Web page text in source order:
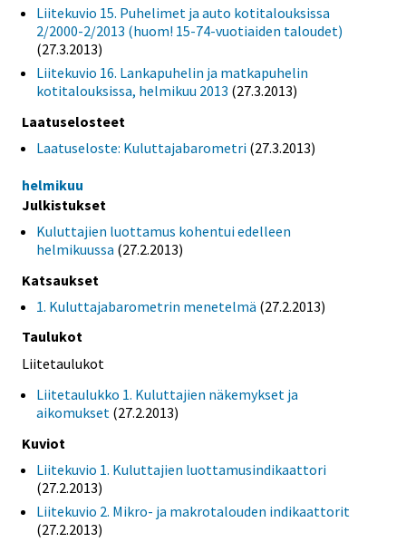
Liitekuvio 15. Puhelimet ja auto kotitalouksissa
2/2000-2/2013 (huom! 15-74-vuotiaiden taloudet)
(27.3.2013)
Liitekuvio 16. Lankapuhelin ja matkapuhelin
kotitalouksissa, helmikuu 2013 (27.3.2013)
Laatuselosteet
Laatuseloste: Kuluttajabarometri (27.3.2013)
helmikuu
Julkistukset
Kuluttajien luottamus kohentui edelleen
helmikuussa (27.2.2013)
Katsaukset
1. Kuluttajabarometrin menetelmä (27.2.2013)
Taulukot
Liitetaulukot
Liitetaulukko 1. Kuluttajien näkemykset ja
aikomukset (27.2.2013)
Kuviot
Liitekuvio 1. Kuluttajien luottamusindikaattori
(27.2.2013)
Liitekuvio 2. Mikro- ja makrotalouden indikaattorit
(27.2.2013)